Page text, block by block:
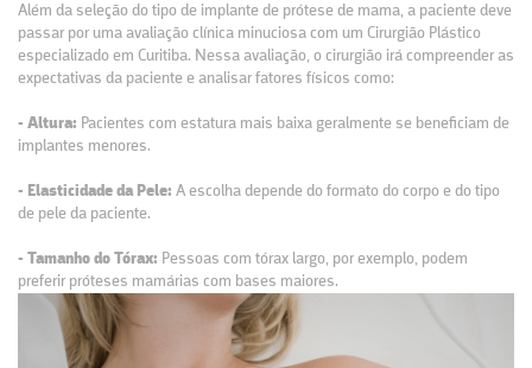
Além da seleção do tipo de implante de prótese de mama, a paciente deve
passar por uma avaliação clínica minuciosa com um Cirurgião Plástico
especializado em Curitiba. Nessa avaliação, o cirurgião irá compreender as
expectativas da paciente e analisar fatores físicos como:
- Altura: Pacientes com estatura mais baixa geralmente se beneficiam de
implantes menores.
- Elasticidade da Pele: A escolha depende do formato do corpo e do tipo
de pele da paciente.
- Tamanho do Tórax: Pessoas com tórax largo, por exemplo, podem
preferir próteses mamárias com bases maiores.